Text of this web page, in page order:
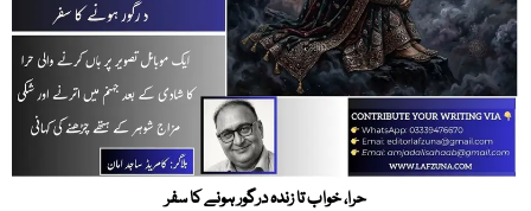
حرا، خواب تا زندہ درگور ہونے کا سفر